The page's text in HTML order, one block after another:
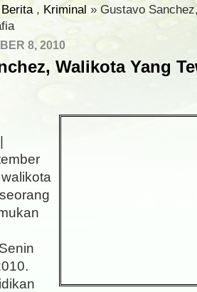
Berita , Kriminal» Gustavo
8, 2010
Walikota Yang